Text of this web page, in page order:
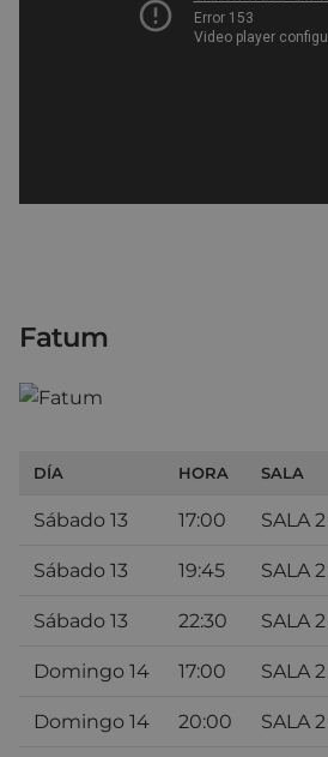
Fatum
DÍA HORA SALA
Sábado 13 17:00 SALA
Sábado 13 19:45 SALA
Sábado 13 22:30 SALA
Domingo 14 17:00 SALA
Domingo 14 20:00 SALA